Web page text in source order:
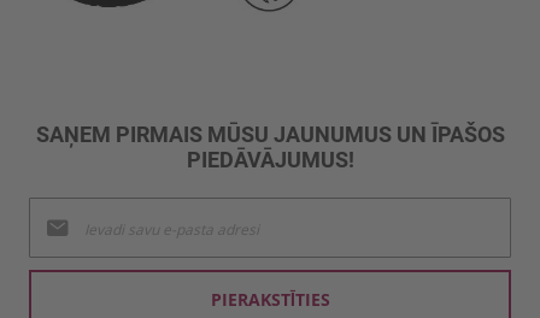
SAŅEM PIRMAIS MŪSU JAUNUMUS UN ĪPAŠOS
PIEDĀVĀJUMUS!
jaunumu
saņemšanai:
PIERAKSTĪTIES